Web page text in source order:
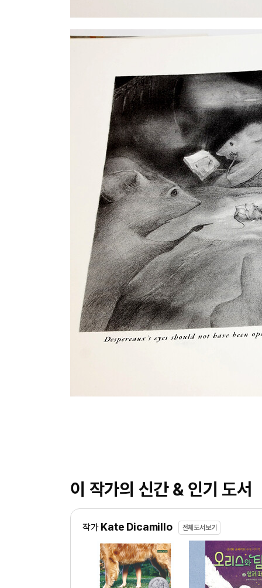
이 작가의 신간 & 인기 도서
작가 Kate Dicamillo 전체도서보기